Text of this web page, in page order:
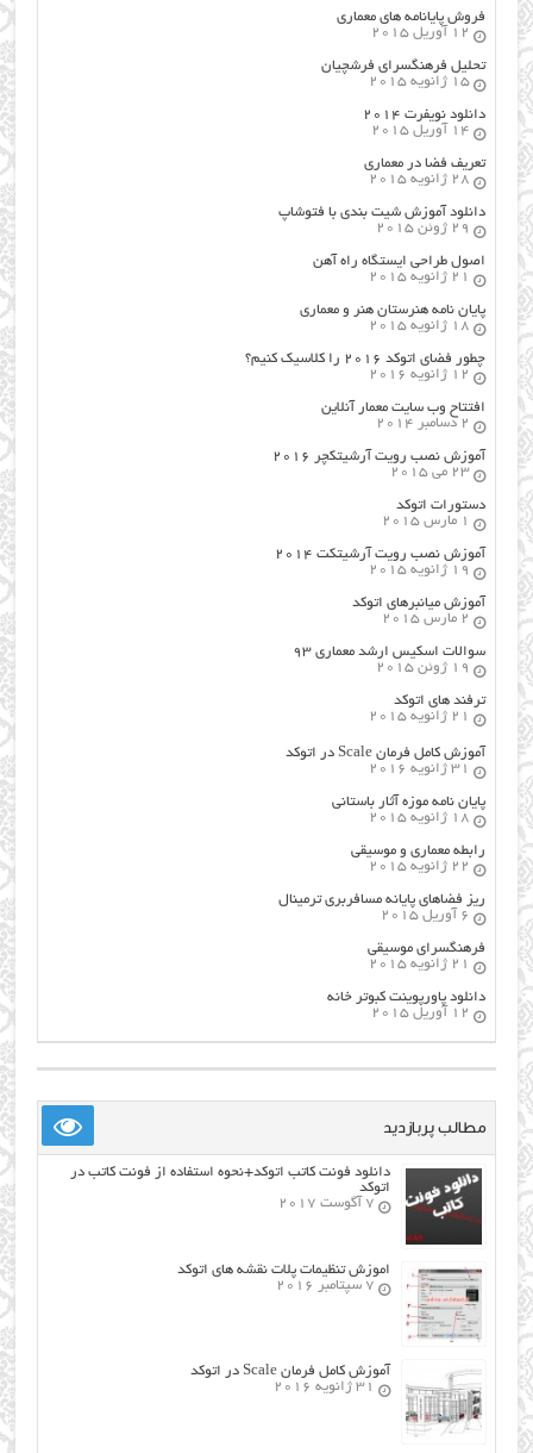
فروش پایانامه های معماری
12 آوریل 2015
تحلیل فرهنگسرای فرشچیان
15 ژانویه 2015
دانلود نویفرت ۲۰۱۴
14 آوریل 2015
تعریف فضا در معماری
28 ژانویه 2015
دانلود آموزش شیت بندی با فتوشاپ
29 ژوئن 2015
اصول طراحي ایستگاه راه آهن
21 ژانویه 2015
پایان نامه هنرستان هنر و معماري
18 ژانویه 2015
چطور فضای اتوکد ۲۰۱۶ را کلاسیک کنیم؟
12 ژانویه 2016
افتتاح وب سایت معمار آنلاین
2 دسامبر 2014
آموزش نصب رویت آرشیتکچر ۲۰۱۶
23 می 2015
دستورات اتوکد
1 مارس 2015
آموزش نصب رویت آرشیتکت ۲۰۱۴
19 ژانویه 2015
آموزش میانبرهای اتوکد
2 مارس 2015
سوالات اسکیس ارشد معماری ۹۳
19 ژوئن 2015
ترفند های اتوکد
21 ژانویه 2015
آموزش کامل فرمان Scale در اتوکد
31 ژانویه 2016
پایان نامه موزه آثار باستانی
18 ژانویه 2015
رابطه معماری و موسیقی
22 ژانویه 2015
ریز فضاهای پایانه مسافربری ترمینال
6 آوریل 2015
فرهنگسراي موسيقي
21 ژانویه 2015
دانلود پاورپوینت کبوتر خانه
12 آوریل 2015
مطالب پربازدید
دانلود فونت کاتب اتوکد+نحوه استفاده از فونت کاتب در
اتوکد
7 آگوست 2017
اموزش تنظیمات پلات نقشه های اتوکد
7 سپتامبر 2016
آموزش کامل فرمان Scale در اتوکد
31 ژانویه 2016